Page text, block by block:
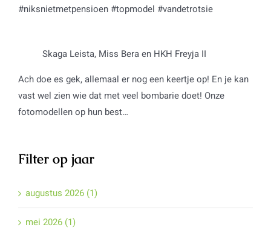
Filter op jaar
augustus 2026 (1)
mei 2026 (1)
#niksnietmetpensioen #topmodel #vandetrotsie
Skaga Leista, Miss Bera en HKH Freyja II
Ach doe es gek, allemaal er nog een keertje op! En je kan
vast wel zien wie dat met veel bombarie doet! Onze
fotomodellen op hun best…